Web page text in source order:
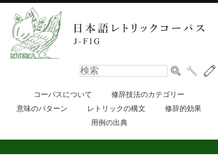
コーパスについて
修辞技法のカテゴリー
意味のパターン
レトリックの構文
修辞的効果
用例の出典